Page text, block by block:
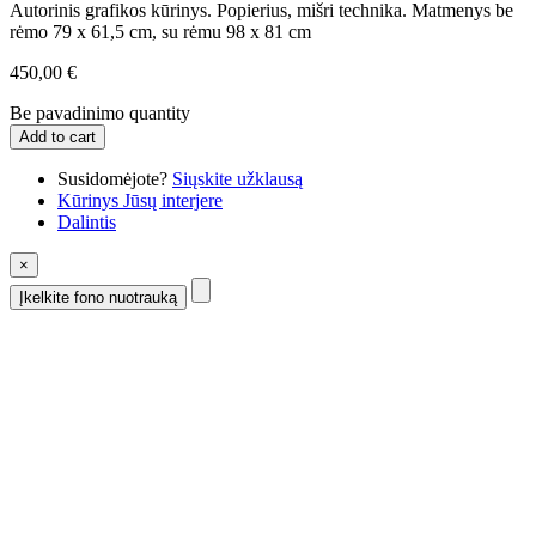
Autorinis grafikos kūrinys. Popierius, mišri technika. Matmenys be
rėmo 79 x 61,5 cm, su rėmu 98 x 81 cm
450,00 €
Be pavadinimo quantity
Add to cart
Susidomėjote? Siųskite užklausą
Kūrinys Jūsų interjere
Dalintis
×
Įkelkite fono nuotrauką